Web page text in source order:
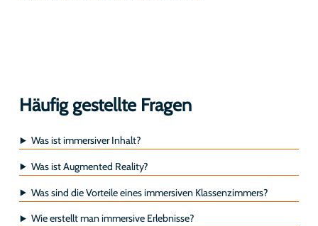
Häufig gestellte Fragen
Was ist immersiver Inhalt?
Was ist Augmented Reality?
Was sind die Vorteile eines immersiven Klassenzimmers?
Wie erstellt man immersive Erlebnisse?